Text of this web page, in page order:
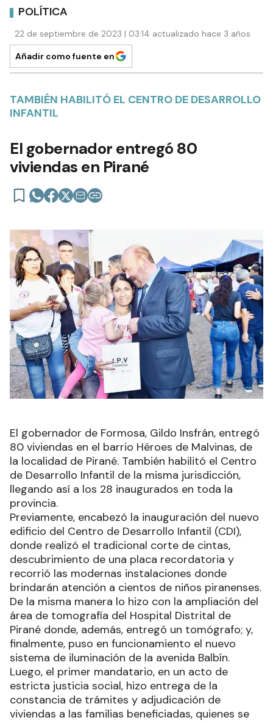
POLÍTICA
22 de septiembre de 2023 | 03:14 actualizado hace 3 años
Añadir como fuente en
TAMBIÉN HABILITÓ EL CENTRO DE DESARROLLO
INFANTIL
El gobernador entregó 80
viviendas en Pirané
El gobernador de Formosa, Gildo Insfrán, entregó
80 viviendas en el barrio Héroes de Malvinas, de
la localidad de Pirané. También habilitó el Centro
de Desarrollo Infantil de la misma jurisdicción,
llegando así a los 28 inaugurados en toda la
provincia.
Previamente, encabezó la inauguración del nuevo
edificio del Centro de Desarrollo Infantil (CDI),
donde realizó el tradicional corte de cintas,
descubrimiento de una placa recordatoria y
recorrió las modernas instalaciones donde
brindarán atención a cientos de niños piranenses.
De la misma manera lo hizo con la ampliación del
área de tomografía del Hospital Distrital de
Pirané donde, además, entregó un tomógrafo; y,
finalmente, puso en funcionamiento el nuevo
sistema de iluminación de la avenida Balbín.
Luego, el primer mandatario, en un acto de
estricta justicia social, hizo entrega de la
constancia de trámites y adjudicación de
viviendas a las familias beneficiadas, quienes se